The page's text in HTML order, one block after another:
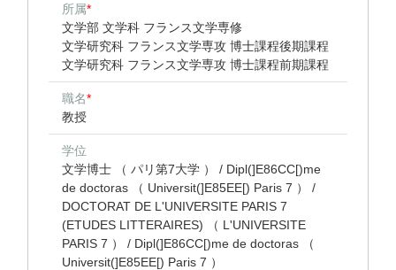
所属*
文学部 文学科 フランス文学専修
文学研究科 フランス文学専攻 博士課程後期課程
文学研究科 フランス文学専攻 博士課程前期課程
職名*
教授
学位
文学博士 （ パリ第7大学 ） / Dipl(]E86CC[)me
de doctoras （ Universit(]E85EE[) Paris 7 ） /
DOCTORAT DE L'UNIVERSITE PARIS 7
(ETUDES LITTERAIRES) （ L'UNIVERSITE
PARIS 7 ） / Dipl(]E86CC[)me de doctoras （
Universit(]E85EE[) Paris 7 ）